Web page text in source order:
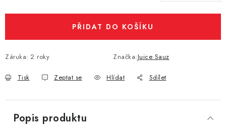
PŘIDAT DO KOŠÍKU
Záruka: 2 roky Značka:Juice Sauz
Tisk Zeptat se Hlídat Sdílet
Popis produktu